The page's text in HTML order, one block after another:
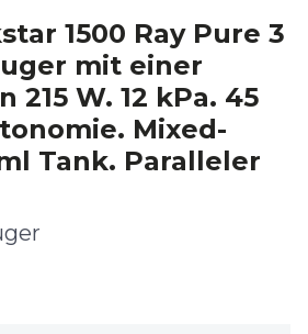
1500 Ray Pure 3
mit einer
215 W. 12 kPa. 45
Mixed-
Tank. Paralleler